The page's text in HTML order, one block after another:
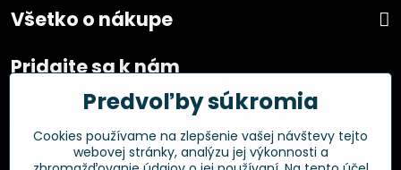
Všetko o nákupe
Pridajte sa k nám
FacebookPredvoľby súkromia
Cookies používame na zlepšenie vašej návštevy tejto
webovej stránky, analýzu jej výkonnosti a